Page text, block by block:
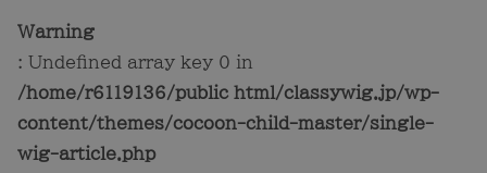
Warning
: Undefined array key 0 in
/home/r6119136/public_html/classywig.jp/wp-
content/themes/cocoon-child-master/single-
wig-article.php